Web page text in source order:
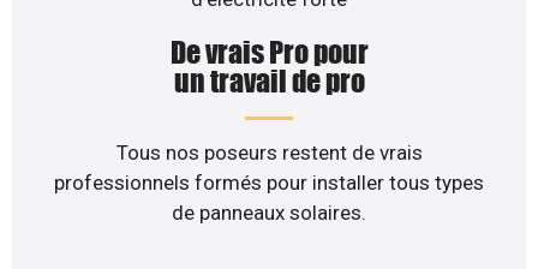
De vrais Pro pour
un travail de pro
Tous nos poseurs restent de vrais
professionnels formés pour installer tous types
de panneaux solaires.